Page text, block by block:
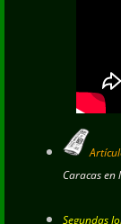
Caracas en
Segundas